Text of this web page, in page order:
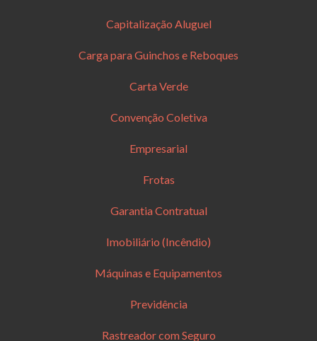
Capitalização Aluguel
Carga para Guinchos e Reboques
Carta Verde
Convenção Coletiva
Empresarial
Frotas
Garantia Contratual
Imobiliário (Incêndio)
Máquinas e Equipamentos
Previdência
Rastreador com Seguro